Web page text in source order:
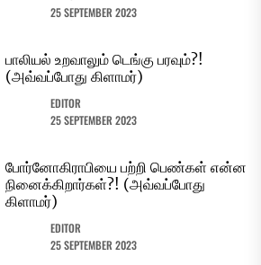
25 SEPTEMBER 2023
பாலியல் உறவாலும் டெங்கு பரவும்?!
(அவ்வப்போது கிளாமர்)
EDITOR
25 SEPTEMBER 2023
போர்னோகிராபியை பற்றி பெண்கள் என்ன
நினைக்கிறார்கள்?! (அவ்வப்போது
கிளாமர்)
EDITOR
25 SEPTEMBER 2023